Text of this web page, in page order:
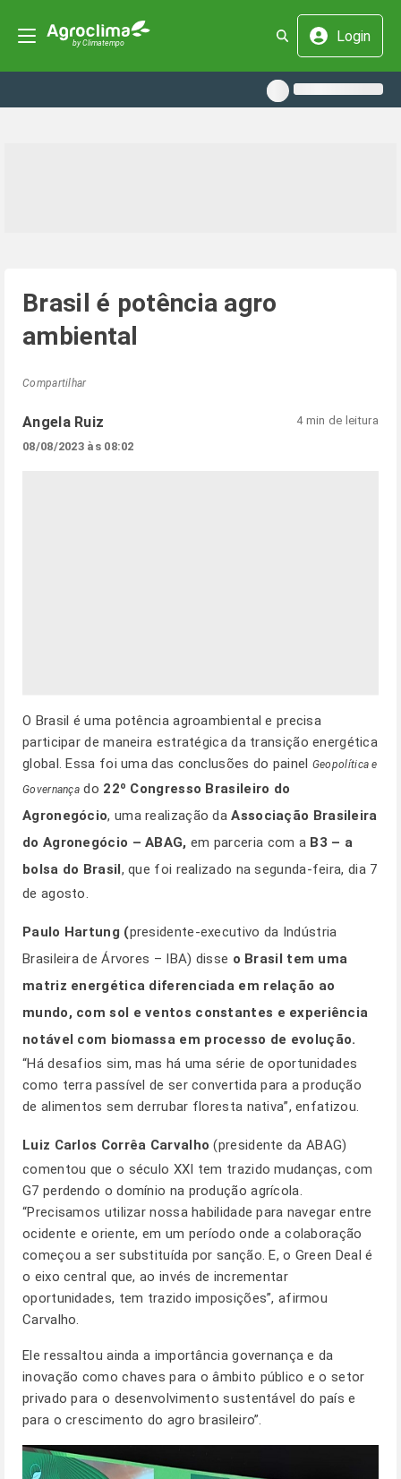
Login
Brasil é potência agro
ambiental
Compartilhar
Angela Ruiz
08/08/2023 às 08:02
4 min de leitura
O Brasil é uma potência agroambiental e precisa
participar de maneira estratégica da transição energética
global. Essa foi uma das conclusões do painel Geopolítica e
Governança do 22º Congresso Brasileiro do
Agronegócio, uma realização daAssociação Brasileira
do Agronegócio – ABAG, em parceria com a B3 – a
bolsa do Brasil, que foi realizado na segunda-feira, dia 7
de agosto.
Paulo Hartung (presidente-executivo da Indústria
Brasileira de Árvores – IBA) disse o Brasil tem uma
matriz energética diferenciada em relação ao
mundo, com sol e ventos constantes e experiência
notável com biomassa em processo de evolução.
“Há desafios sim, mas há uma série de oportunidades
como terra passível de ser convertida para a produção
de alimentos sem derrubar floresta nativa”, enfatizou.
Luiz Carlos Corrêa Carvalho(presidente da ABAG)
comentou que o século XXI tem trazido mudanças, com
G7 perdendo o domínio na produção agrícola.
“Precisamos utilizar nossa habilidade para navegar entre
ocidente e oriente, em um período onde a colaboração
começou a ser substituída por sanção. E, o Green Deal é
o eixo central que, ao invés de incrementar
oportunidades, tem trazido imposições”, afirmou
Carvalho.
Ele ressaltou ainda a importância governança e da
inovação como chaves para o âmbito público e o setor
privado para o desenvolvimento sustentável do país e
para o crescimento do agro brasileiro”.